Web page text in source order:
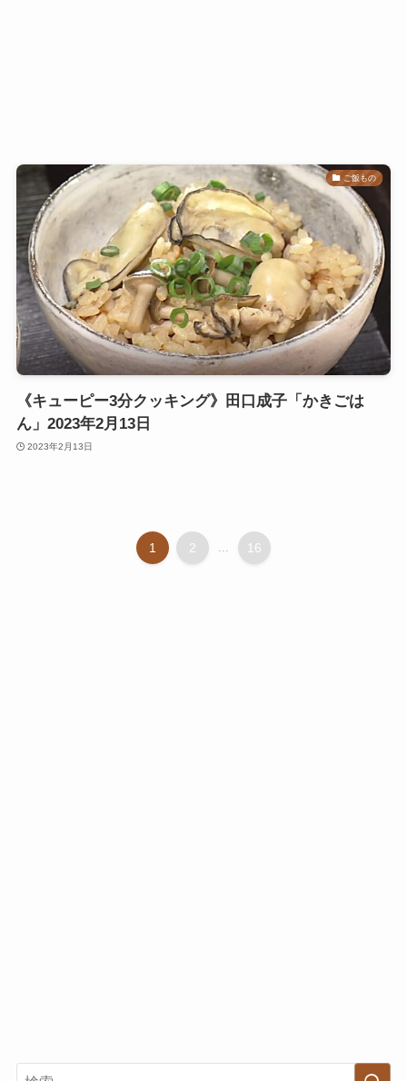
ご飯もの
《キューピー3分クッキング》田口成子「かきごは
ん」2023年2月13日
2023年2月13日
1 2 ... 16